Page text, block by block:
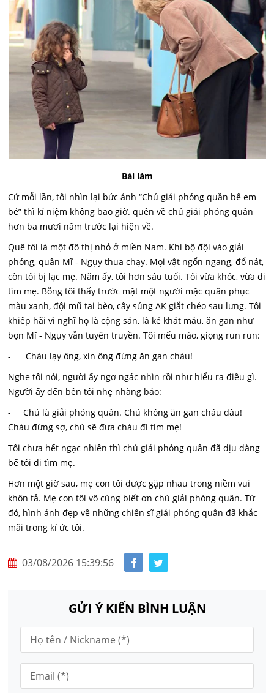
Bài làm
Cứ mỗi lần, tôi nhìn lại bức ảnh “Chú giải phóng quần bế em
bé” thì kỉ niệm không bao giờ. quên về chú giải phóng quân
hơn ba mươi năm trước lại hiện về.
Quê tôi là một đô thị nhỏ ở miền Nam. Khi bộ đội vào giải
phóng, quân Mĩ - Ngụy thua chạy. Mọi vật ngổn ngang, đổ nát,
còn tôi bị lạc mẹ. Năm ấy, tôi hơn sáu tuổi. Tôi vừa khóc, vừa đi
tìm mẹ. Bỗng tôi thấy trước mặt một người mặc quân phục
màu xanh, đội mũ tai bèo, cây súng AK giắt chéo sau lưng. Tôi
khiếp hãi vì nghĩ họ là cộng sản, là kẻ khát máu, ăn gan như
bọn Mĩ - Ngụy vẫn tuyên truyền. Tôi mếu máo, giọng run run:
- Cháu lạy ông, xin ông đừng ăn gan cháu!
Nghe tôi nói, người ấy ngơ ngác nhìn rồi như hiểu ra điều gì.
Người ấy đến bên tôi nhẹ nhàng bảo:
- Chú là giải phóng quân. Chú không ăn gan cháu đâu!
Cháu đừng sợ, chú sẽ đưa cháu đi tìm mẹ!
Tôi chưa hết ngạc nhiên thì chú giải phóng quân đã dịu dàng
bế tôi đi tìm mẹ.
Hơn một giờ sau, mẹ con tôi được gặp nhau trong niềm vui
khôn tả. Mẹ con tôi vô cùng biết ơn chú giải phóng quân. Từ
đó, hình ảnh đẹp về những chiến sĩ giải phóng quân đã khắc
mãi trong kí ức tôi.
03/08/2026 15:39:56
GỬI Ý KIẾN BÌNH LUẬN